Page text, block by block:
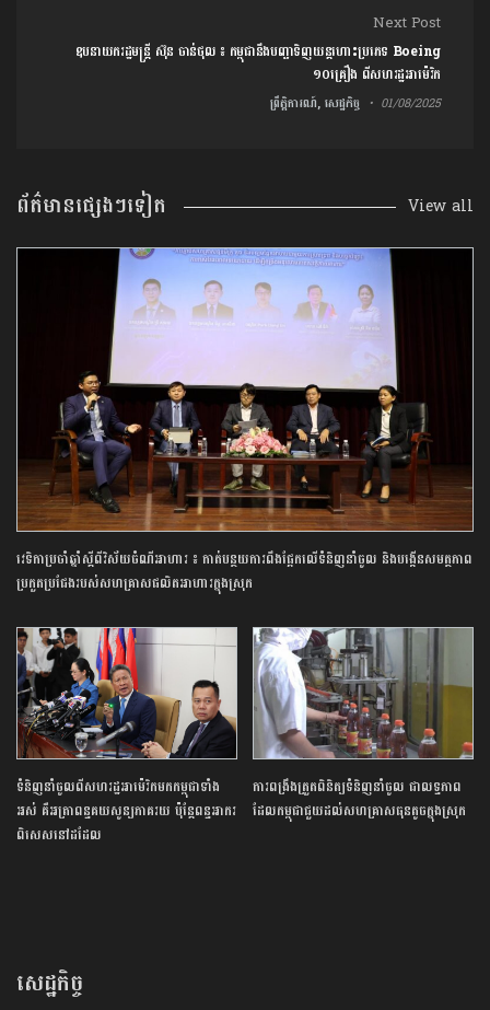
Next Post
ឧបនាយករដ្ឋមន្រ្ដី ស៊ុន ចាន់ថុល ៖ កម្ពុជានឹងបញ្ជាទិញយន្តហោះប្រភេទ Boeing
១០គ្រឿង ពីសហរដ្ឋអាម៉េរិក
ព្រឹត្តិការណ៍, សេដ្ឋកិច្ច 01/08/2025
ព័ត៌មានផ្សេងៗទៀត View all
វេទិកាប្រចាំឆ្នាំស្តីពីវិស័យចំណីអាហារ ៖ កាត់បន្ថយការពឹងផ្អែកលើទំនិញនាំចូល និងបង្កើនសមត្ថភាព
ប្រកួតប្រជែងរបស់សហគ្រាសផលិតអាហារក្នុងស្រុក
ទំនិញនាំចូលពីសហរដ្ឋអាម៉េរិកមកកម្ពុជាទាំង
អស់ គឺអត្រាពន្ធគយសូន្យភាគរយ ប៉ុន្តែពន្ធអាករ
ពិសេសនៅដដែល
ការពង្រឹងត្រួតពិនិត្យទំនិញនាំចូល ជាលទ្ធភាព
ដែលកម្ពុជាជួយដល់សហគ្រាសធុនតូចក្នុងស្រុក
សេដ្ឋកិច្ច